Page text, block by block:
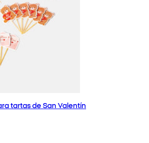
tartas de San Valentín